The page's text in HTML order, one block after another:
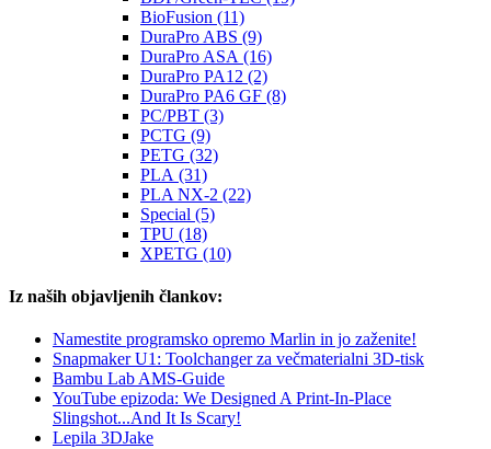
BioFusion (11)
DuraPro ABS (9)
DuraPro ASA (16)
DuraPro PA12 (2)
DuraPro PA6 GF (8)
PC/PBT (3)
PCTG (9)
PETG (32)
PLA (31)
PLA NX-2 (22)
Special (5)
TPU (18)
XPETG (10)
Iz naših objavljenih člankov:
Namestite programsko opremo Marlin in jo zaženite!
Snapmaker U1: Toolchanger za večmaterialni 3D-tisk
Bambu Lab AMS-Guide
YouTube epizoda: We Designed A Print-In-Place
Slingshot...And It Is Scary!
Lepila 3DJake